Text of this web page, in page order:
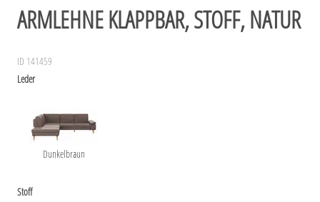
ARMLEHNE KLAPPBAR, STOFF, NATUR
ID 141459
Leder
Dunkelbraun
Stoff